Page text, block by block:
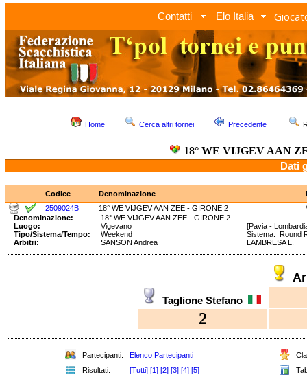
Contatti Elo Italia
Home Cerca altri tornei Precedente
18° WE VIJGEV AAN
Dati
Codice Denominazione
2509024B
18° WE VIJGEV AAN ZEE - GIRONE 2
Denominazione:
18° WE VIJGEV AAN ZEE - GIRONE 2
Luogo:
Vigevano
[Pavia -
Tipo/Sistema/Tempo:
Weekend
Sistema:
Arbitri:
SANSON Andrea LAMBRESA L.
Taglione Stefano
2
Partecipanti: Elenco Partecipanti
Risultati:
[Tutti] [1] [2] [3] [4] [5]